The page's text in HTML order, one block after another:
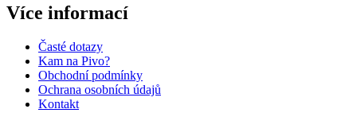
Více informací
Časté dotazy
Kam na Pivo?
Obchodní podmínky
Ochrana osobních údajů
Kontakt